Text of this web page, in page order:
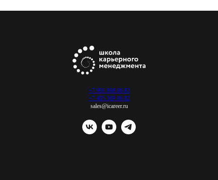
+7 991 898 86 83
+7 495 369 06 82
sales@icareer.ru